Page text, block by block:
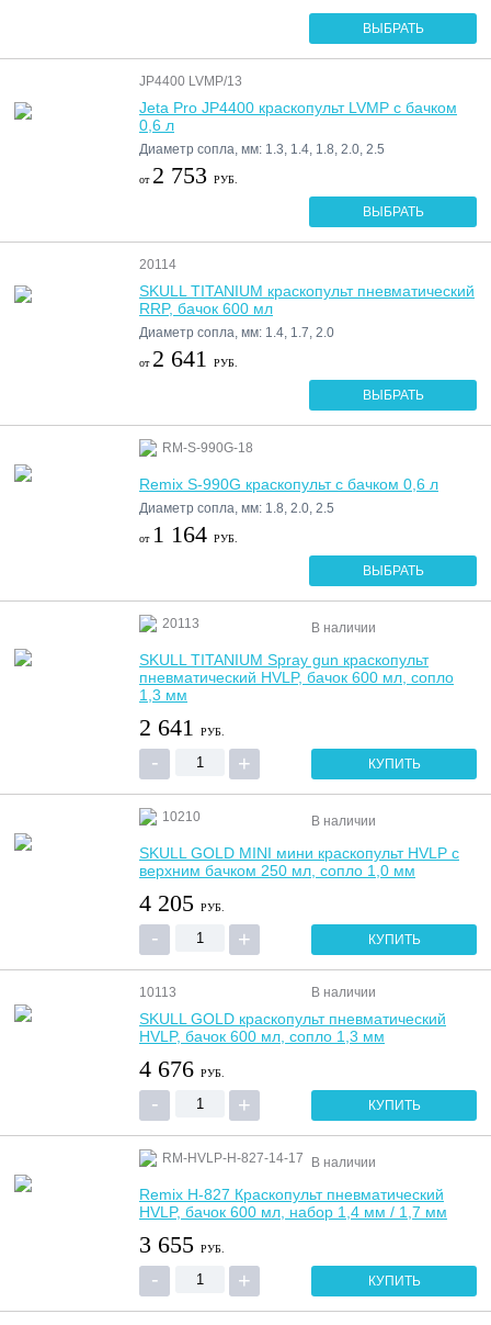
ВЫБРАТЬ
JP4400 LVMP/13
Jeta Pro JP4400 краскопульт LVMP с бачком
0,6 л
Диаметр сопла, мм: 1.3, 1.4, 1.8, 2.0, 2.5
от 2 753 РУБ.
ВЫБРАТЬ
20114
SKULL TITANIUM краскопульт пневматический
RRP, бачок 600 мл
Диаметр сопла, мм: 1.4, 1.7, 2.0
от 2 641 РУБ.
ВЫБРАТЬ
RM-S-990G-18
Remix S-990G краскопульт с бачком 0,6 л
Диаметр сопла, мм: 1.8, 2.0, 2.5
от 1 164 РУБ.
ВЫБРАТЬ
20113 В наличии
SKULL TITANIUM Spray gun краскопульт
пневматический HVLP, бачок 600 мл, сопло
1,3 мм
2 641 РУБ.
КУПИТЬ
10210 В наличии
SKULL GOLD MINI мини краскопульт HVLP c
верхним бачком 250 мл, сопло 1,0 мм
4 205 РУБ.
КУПИТЬ
10113 В наличии
SKULL GOLD краскопульт пневматический
HVLP, бачок 600 мл, сопло 1,3 мм
4 676 РУБ.
КУПИТЬ
RM-HVLP-H-827-14-17 В наличии
Remix H-827 Краскопульт пневматический
HVLP, бачок 600 мл, набор 1,4 мм / 1,7 мм
3 655 РУБ.
КУПИТЬ